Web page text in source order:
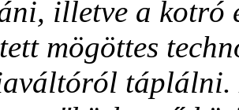
illetve a kotró
mögöttes